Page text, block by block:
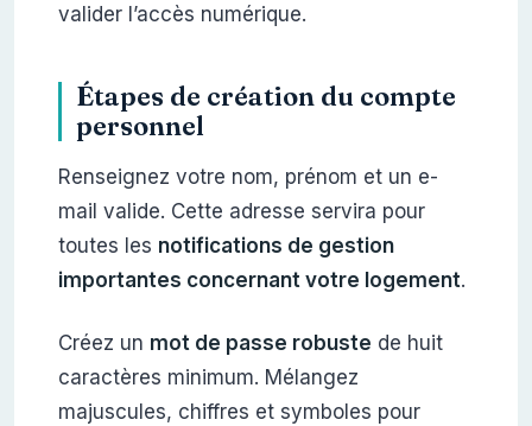
valider l’accès numérique.
Étapes de création du compte
personnel
Renseignez votre nom, prénom et un e-
mail valide. Cette adresse servira pour
toutes les notifications de gestion
importantes concernant votre logement.
Créez un mot de passe robuste de huit
caractères minimum. Mélangez
majuscules, chiffres et symboles pour